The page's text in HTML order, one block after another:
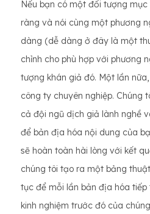
Nếu bạn có một đối tượng
ràng và nói cùng một phương
dàng (dễ dàng ở đây là một
chỉnh cho phù hợp với phương
tượng khán giả đó. Một lần
công ty chuyên nghiệp. Chúng
cả đội ngũ dịch giả lành nghề
để bản địa hóa nội dung của
sẽ hoàn toàn hài lòng với kết
chúng tôi tạo ra một bảng
tục để mỗi lần bản địa hóa
kinh nghiệm trước đó của